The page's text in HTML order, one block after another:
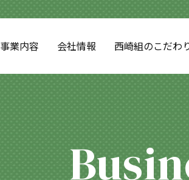
事業内容 会社情報 西崎組のこだわ